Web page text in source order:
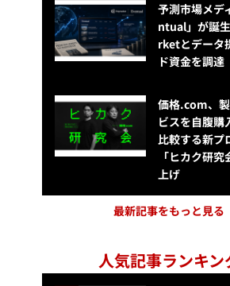
予測市場メデ
ntual」が誕
rketとデータ
ド資金を調達
価格.com、
ビスを自腹購
比較する新プ
「ヒカク研
上げ
最新記事をもっと見る
人気記事ランキン